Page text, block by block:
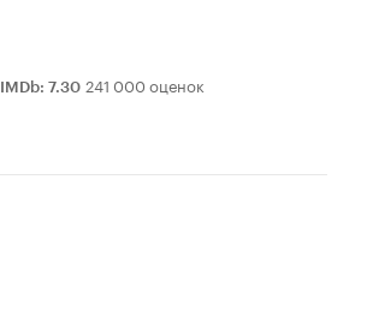
IMDb: 7.30 241 000 оценок